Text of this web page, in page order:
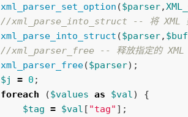
xml_parser_set_option ($parser,
//xml_parse_into_struct -- 将 XML 数
xml_parse_into_struct ($parser,
//xml_parser_free -- 释放指定的 XML
xml_parser_free($parser);
$j
= 0 ;
foreach
($values as $val)
{
$tag = $val [ "tag" ];